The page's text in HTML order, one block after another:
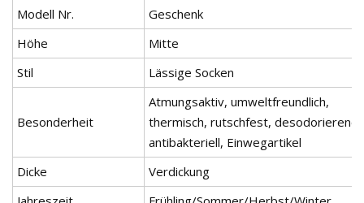
Modell Nr.
Geschenk
Höhe
Mitte
Stil
Lässige Socken
Besonderheit
Atmungsaktiv, umweltfreundlich,
thermisch, rutschfest, desodorierend,
antibakteriell, Einwegartikel
Dicke
Verdickung